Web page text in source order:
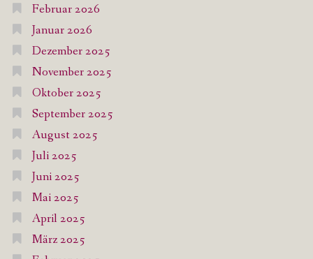
Februar 2026
Januar 2026
Dezember 2025
November 2025
Oktober 2025
September 2025
August 2025
Juli 2025
Juni 2025
Mai 2025
April 2025
März 2025